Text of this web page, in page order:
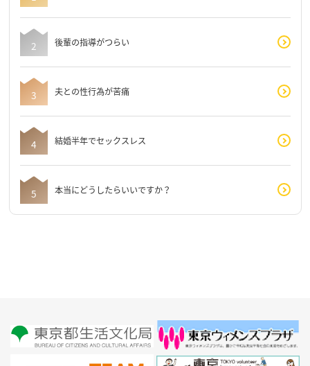
後輩の指導がつらい
夫との性行為が苦痛
結婚半年でセックスレス
本当にどうしたらいいですか？